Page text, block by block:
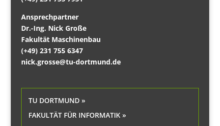
Ansprechpartner
Dr.-Ing. Nick Große
Fakultät Maschinenbau
(+49) 231 755 6347
nick.grosse@tu-dortmund.de
TU DORTMUND »
FAKULTÄT FÜR INFORMATIK »